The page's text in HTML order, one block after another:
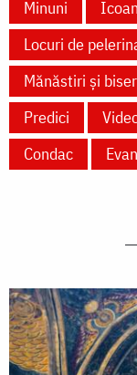
Minuni
Locuri de
Mănăstiri și
Predici
Condac